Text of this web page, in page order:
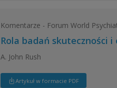
Komentarze - Forum World
Rola badań skuteczności
A. John Rush
Artykuł w formacie PDF